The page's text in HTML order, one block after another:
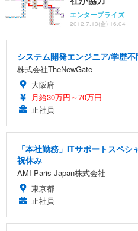
エンタープライズ
2012.7.13(金) 16:04
システム開発エンジニア/学歴
株式会社TheNewGate
大阪府
月給30万円～70万円
正社員
「本社勤務」ITサポートスペ
祝休み
AMI Paris Japan株式会社
東京都
正社員